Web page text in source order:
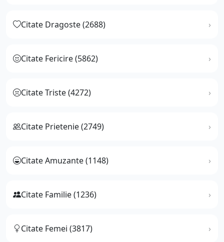
Citate Dragoste (2688)
Citate Fericire (5862)
Citate Triste (4272)
Citate Prietenie (2749)
Citate Amuzante (1148)
Citate Familie (1236)
Citate Femei (3817)